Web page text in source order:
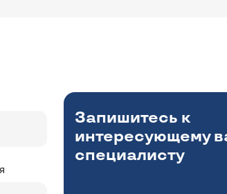
Запишитесь к
интересующему
специалисту